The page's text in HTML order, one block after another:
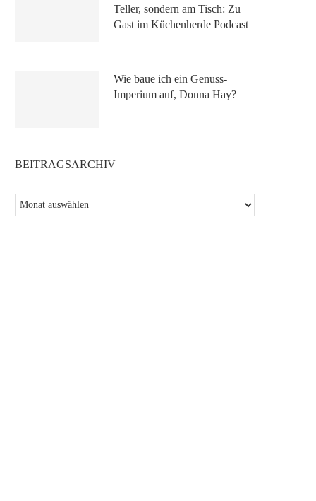
Teller, sondern am Tisch: Zu
Gast im Küchenherde Podcast
Wie baue ich ein Genuss-
Imperium auf, Donna Hay?
BEITRAGSARCHIV